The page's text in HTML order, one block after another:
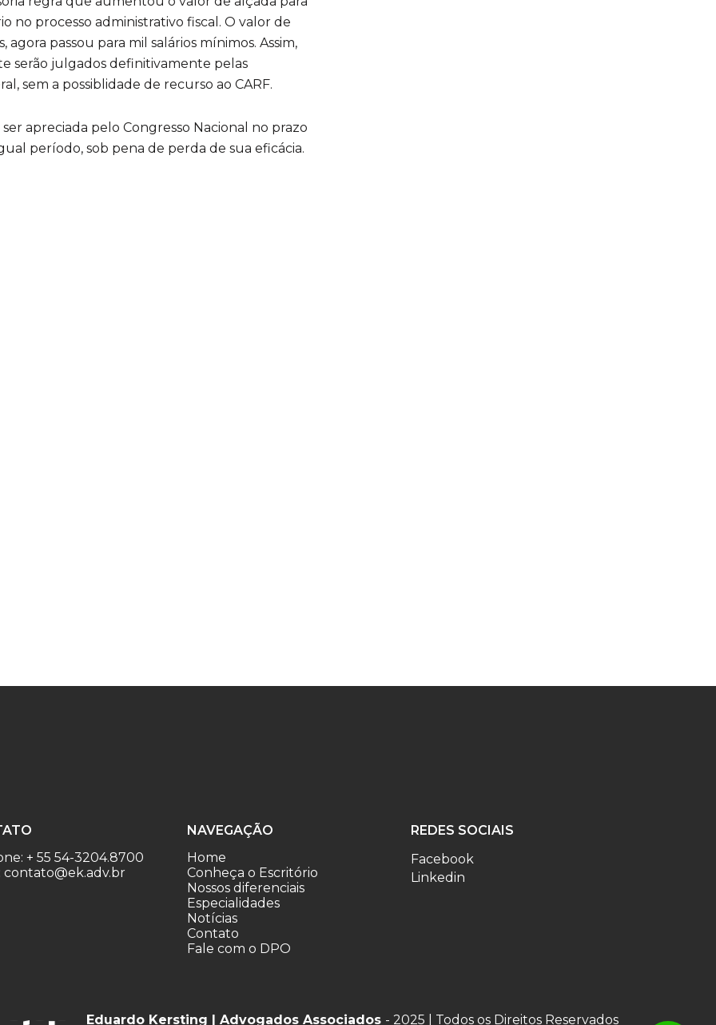
no processo administrativo fiscal. O valor de
passou para mil salários mínimos. Assim,
serão julgados definitivamente pelas
sem a possiblidade de recurso ao CARF.
apreciada pelo Congresso Nacional no prazo
período, sob pena de perda de sua eficácia.
+ 55 54-3204.8700
contato@ek.adv.br
NAVEGAÇÃO
Home
Conheça o Escritório
Nossos diferenciais
Especialidades
Notícias
Contato
Fale com o DPO
REDES SOCIAIS
Facebook
Linkedin
Eduardo Kersting | Advogados Associados - 2025 | Todos os Direitos Reservados